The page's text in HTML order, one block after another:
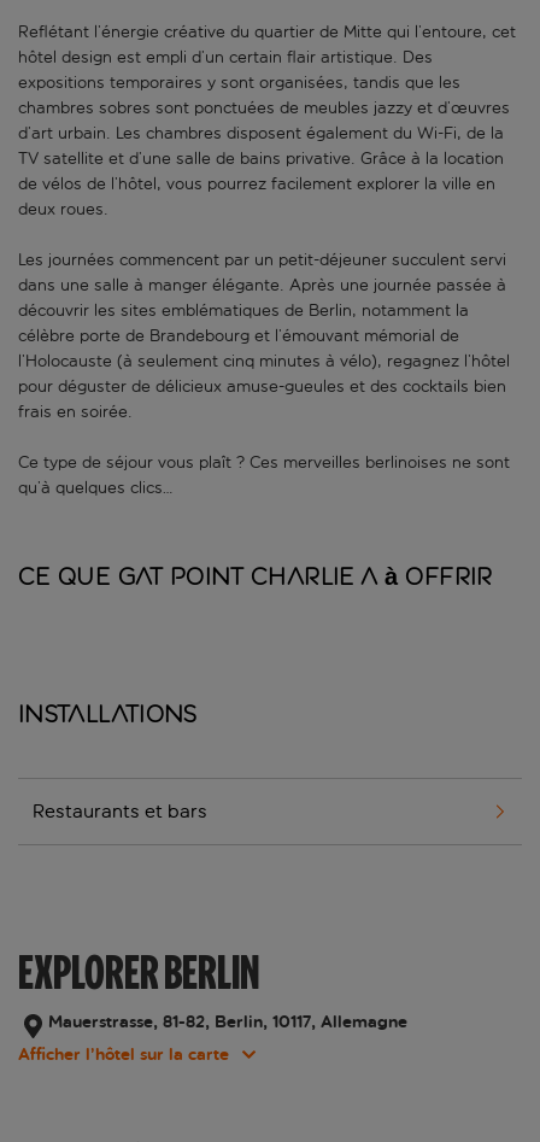
Reflétant l’énergie créative du quartier de Mitte qui l’entoure, cet
hôtel design est empli d’un certain flair artistique. Des
expositions temporaires y sont organisées, tandis que les
chambres sobres sont ponctuées de meubles jazzy et d’œuvres
d’art urbain. Les chambres disposent également du Wi-Fi, de la
TV satellite et d’une salle de bains privative. Grâce à la location
de vélos de l’hôtel, vous pourrez facilement explorer la ville en
deux roues.
Les journées commencent par un petit-déjeuner succulent servi
dans une salle à manger élégante. Après une journée passée à
découvrir les sites emblématiques de Berlin, notamment la
célèbre porte de Brandebourg et l’émouvant mémorial de
l’Holocauste (à seulement cinq minutes à vélo), regagnez l’hôtel
pour déguster de délicieux amuse-gueules et des cocktails bien
frais en soirée.
Ce type de séjour vous plaît ? Ces merveilles berlinoises ne sont
qu’à quelques clics…
Ce que Gat Point Charlie a à offrir
Installations
Restaurants et bars
EXPLORER BERLIN
Mauerstrasse, 81-82, Berlin, 10117, Allemagne
Afficher l’hôtel sur la carte